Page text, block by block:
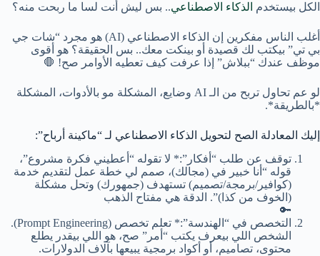
الكل بيستخدم الذكاء الاصطناعي.. بس ليش أنت لسا ما ربحت منه؟
أغلب الناس مفكرين إن الذكاء الاصطناعي (AI) هو مجرد “شات جي
بي تي” بيكتب لك قصيدة أو بينكت معك.. بس الحقيقة؟ هو أقوى
موظف عندك “ببلاش” إذا عرفت كيف تعطيه الأوامر صح! 🛑
لو عم تحاول تربح من الـ AI وضايع، المشكلة مو بالأدوات، المشكلة
*بالطريقة*.
إليك المعادلة الصح لتحويل الذكاء الاصطناعي لـ “ماكينة أرباح”:
توقف عن طلب “أفكار”:* لا تقوله “أعطيني فكرة مشروع”،
قوله “أنا خبير في (مجالك)، صمم لي خطة عمل لتقديم خدمة
(كوافير/برمجة/تصميم) تستهدف (جمهورك) وتحل مشكلة
(الخوف من كذا)”. الدقة هي مفتاح الذهب
🔑
التخصص في “الهندسة”:* تعلم تخصص (Prompt Engineering).
الشخص اللي بيعرف يكتب “أمر” صح، هو اللي بيقدر يطلع
محتوى، تصاميم، أو أكواد برمجية يبيعها بآلاف الدولارات.